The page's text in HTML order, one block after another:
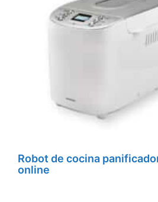
Robot de cocina
online